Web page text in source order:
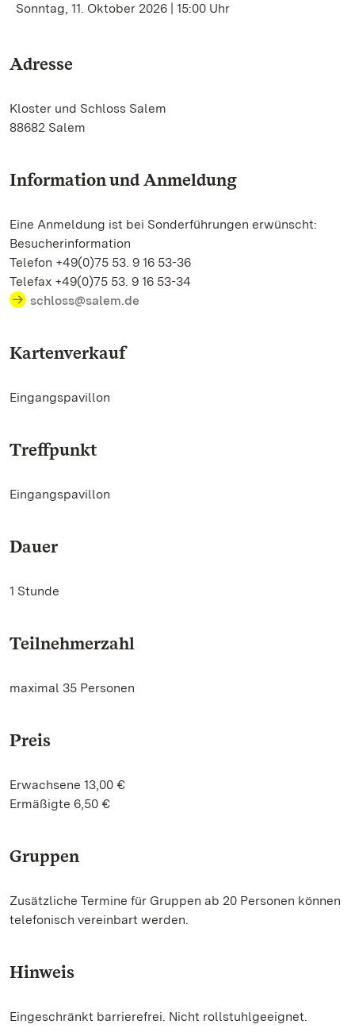
Sonntag, 11. Oktober 2026 | 15:00 Uhr
Adresse
Kloster und Schloss Salem
88682 Salem
Information und Anmeldung
Eine Anmeldung ist bei Sonderführungen erwünscht:
Besucherinformation
Telefon +49(0)75 53. 9 16 53-36
Telefax +49(0)75 53. 9 16 53-34
schloss@salem.de
Kartenverkauf
Eingangspavillon
Treffpunkt
Eingangspavillon
Dauer
1 Stunde
Teilnehmerzahl
maximal 35 Personen
Preis
Erwachsene 13,00 €
Ermäßigte 6,50 €
Gruppen
Zusätzliche Termine für Gruppen ab 20 Personen können
telefonisch vereinbart werden.
Hinweis
Eingeschränkt barrierefrei. Nicht rollstuhlgeeignet.